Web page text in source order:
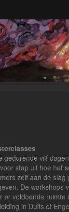
vijf
stap uit hoe het
zelf aan de slag
De workshops
voldoende ruimte
in Duits of